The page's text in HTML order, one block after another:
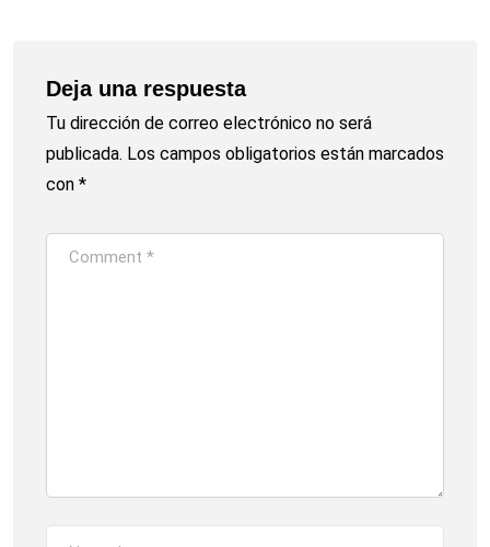
Deja una respuesta
Tu dirección de correo electrónico no será
publicada. Los campos obligatorios están marcados
con *